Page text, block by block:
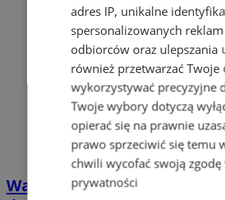
Wakacyjny wypoczynek nad
adres IP, unikalne
spersonalizowanych
odbiorców oraz ulepszania
również przetwarzać
wykorzystywać precyzyjne
Twoje wybory dotyczą
opierać się na prawnie
prawo sprzeciwić się temu
chwili wycofać swoją zgodę
prywatności